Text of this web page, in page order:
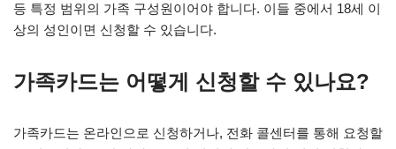
등 특정 범위의 가족 구성원이어야 합니다. 이들 중에서 18세 이
상의 성인이면 신청할 수 있습니다.
가족카드는 어떻게 신청할 수 있나요?
가족카드는 온라인으로 신청하거나, 전화 콜센터를 통해 요청할